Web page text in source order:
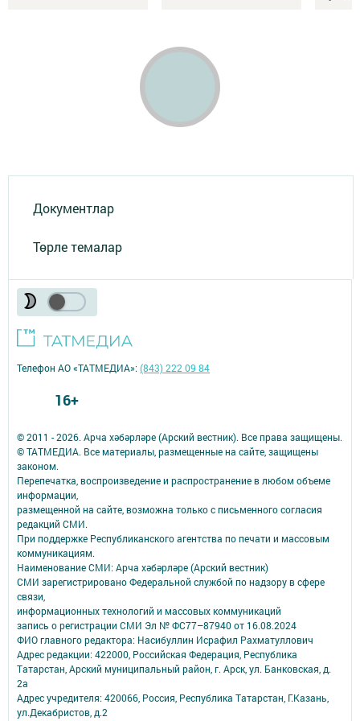
Документлар
Төрле темалар
© 2011 - 2026. Арча хәбәрләре (Арский вестник). Все права защищены.
© ТАТМЕДИА. Все материалы, размещенные на сайте, защищены
законом.
Перепечатка, воспроизведение и распространение в любом объеме
информации,
размещенной на сайте, возможна только с письменного согласия
редакций СМИ.
При поддержке Республиканского агентства по печати и массовым
коммуникациям.
Наименование СМИ: Арча хәбәрләре (Арский вестник)
СМИ зарегистрировано Федеральной службой по надзору в сфере
связи,
информационных технологий и массовых коммуникаций
запись о регистрации СМИ Эл № ФС77–87940 от 16.08.2024
ФИО главного редактора: Насибуллин Исрафил Рахматуллович
Адрес редакции: 422000, Российская Федерация, Республика
Татарстан, Арский муниципальный район, г. Арск, ул. Банковская, д.
2а
Адрес учредителя: 420066, Россия, Республика Татарстан, Г.Казань,
ул.Декабристов, д.2
Телефон АО «ТАТМЕДИА»:(843) 222 09 84
16+